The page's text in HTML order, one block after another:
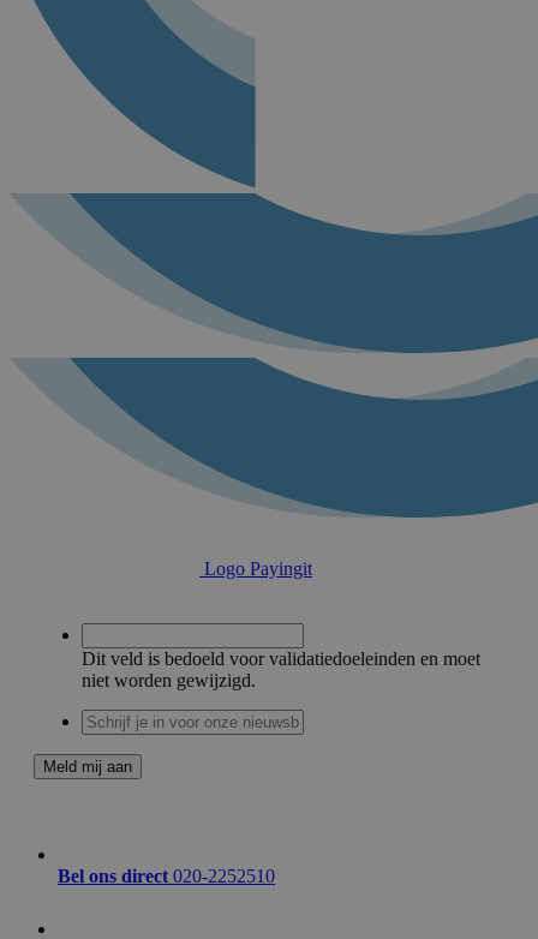
Logo Payingit
Dit veld is bedoeld voor validatiedoeleinden en moet
niet worden gewijzigd.
Meld mij aan
Bel ons direct 020-2252510